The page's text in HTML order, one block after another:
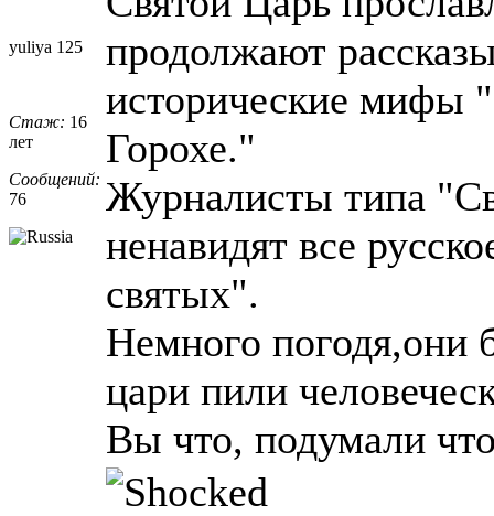
yuliya 125
Стаж: 16
лет
Сообщений:
76
продолжают
исторические мифы
Горохе."
Журналисты типа
ненавидят все
святых".
Немного погодя,они
цари пили
Вы что, подумали